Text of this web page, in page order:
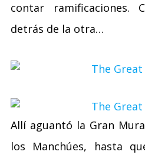
contar ramificaciones.
detrás de la otra…
Allí aguantó la Gran
los Manchúes, hasta